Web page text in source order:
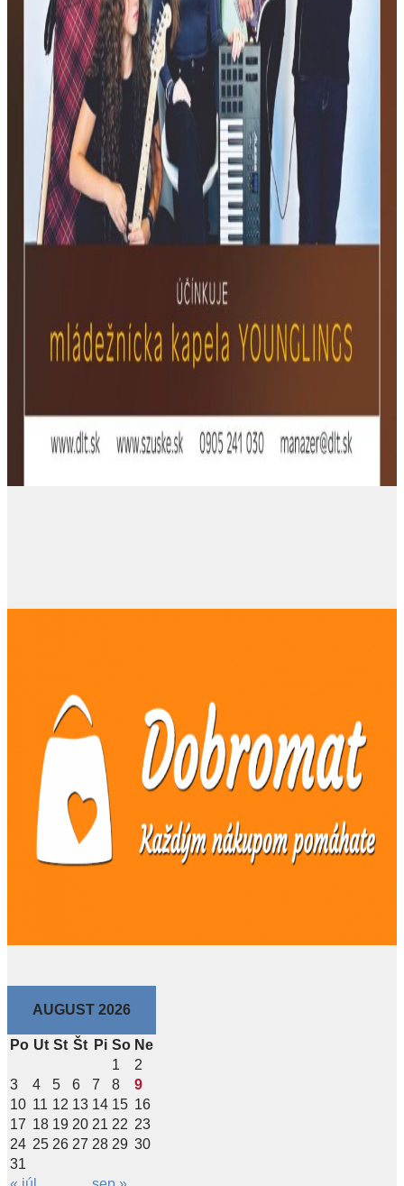
AUGUST 2026
Po Ut St Št Pi So Ne
1
2
3
4 5 6 7 8
9
10 11 12 13 14 15 16
17 18 19 20 21 22 23
24 25 26 27 28 29 30
31